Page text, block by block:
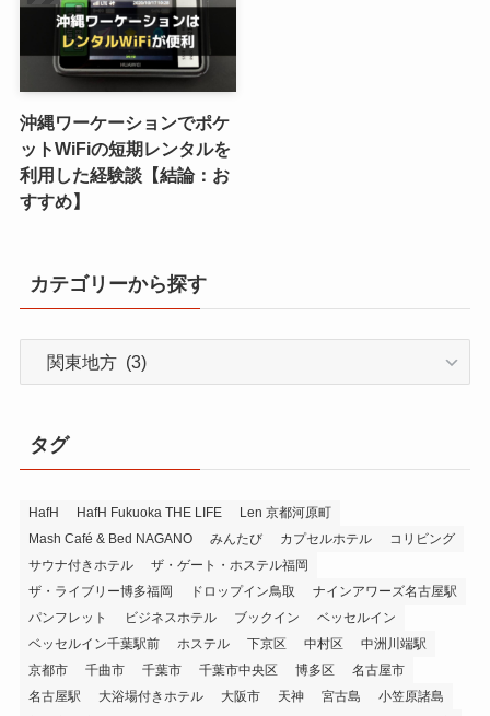
沖縄ワーケーションでポケ
ットWiFiの短期レンタルを
利用した経験談【結論：お
すすめ】
カテゴリーから探す
ー
ら
探
す
タグ
HafH HafH Fukuoka THE LIFE
Len 京都河原町
Mash Café & Bed NAGANO
みんたび カプセルホテル
コリビング
サウナ付きホテル
ザ・ゲート・ホステル福岡
ザ・ライブリー博多福岡
ドロップイン鳥取
ナインアワーズ名古屋駅
パンフレット
ビジネスホテル ブックイン
ベッセルイン
ベッセルイン千葉駅前
ホステル 下京区 中村区
中洲川端駅
京都市
千曲市 千葉市 千葉市中央区 博多区
名古屋市
名古屋駅
大浴場付きホテル 大阪市 天神 宮古島
小笠原諸島